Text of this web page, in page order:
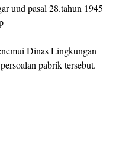
uud pasal 28.tahun 1945
Dinas Lingkungan
pabrik tersebut.